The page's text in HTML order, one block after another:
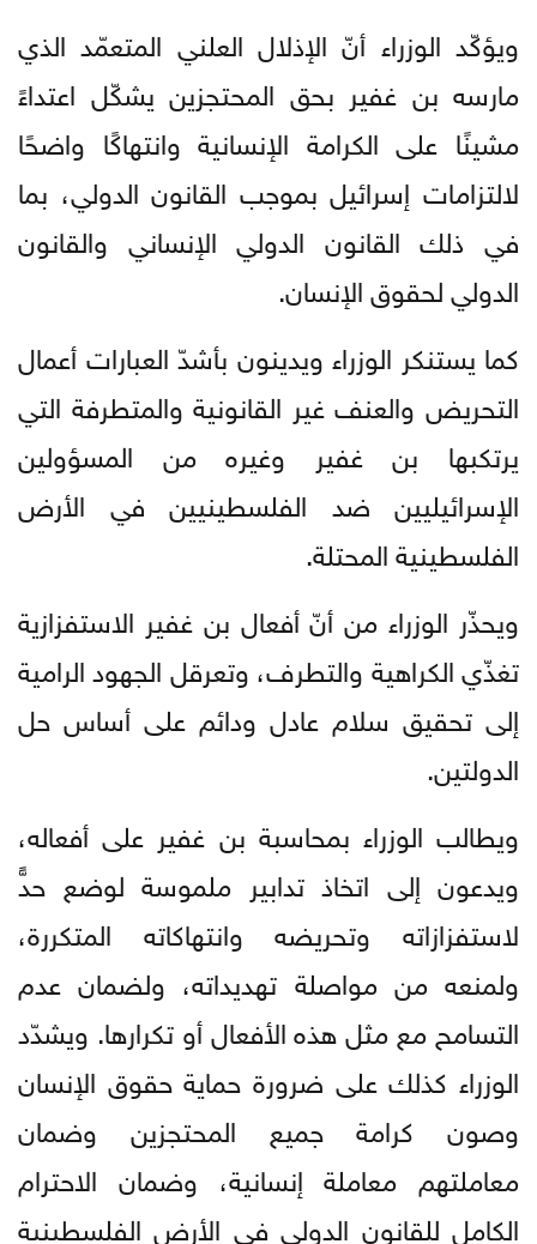
ويؤكّد الوزراء أنّ الإذلال العلني المتعمّد الذي
مارسه بن غفير بحق المحتجزين يشكّل اعتداءً
مشينًا على الكرامة الإنسانية وانتهاكًا واضحًا
لالتزامات إسرائيل بموجب القانون الدولي، بما
في ذلك القانون الدولي الإنساني والقانون
الدولي لحقوق الإنسان.
كما يستنكر الوزراء ويدينون بأشدّ العبارات أعمال
التحريض والعنف غير القانونية والمتطرفة التي
يرتكبها بن غفير وغيره من المسؤولين
الإسرائيليين ضد الفلسطينيين في الأرض
الفلسطينية المحتلة.
ويحذّر الوزراء من أنّ أفعال بن غفير الاستفزازية
تغذّي الكراهية والتطرف، وتعرقل الجهود الرامية
إلى تحقيق سلام عادل ودائم على أساس حل
الدولتين.
ويطالب الوزراء بمحاسبة بن غفير على أفعاله،
ويدعون إلى اتخاذ تدابير ملموسة لوضع حدٍّ
لاستفزازاته وتحريضه وانتهاكاته المتكررة،
ولمنعه من مواصلة تهديداته، ولضمان عدم
التسامح مع مثل هذه الأفعال أو تكرارها. ويشدّد
الوزراء كذلك على ضرورة حماية حقوق الإنسان
وصون كرامة جميع المحتجزين وضمان
معاملتهم معاملة إنسانية، وضمان الاحترام
الكامل للقانون الدولي في الأرض الفلسطينية